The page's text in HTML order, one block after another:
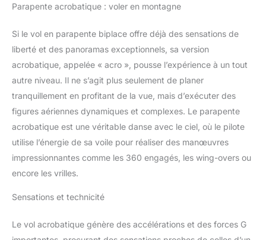
Parapente acrobatique : voler en montagne
Si le vol en parapente biplace offre déjà des sensations de
liberté et des panoramas exceptionnels, sa version
acrobatique, appelée « acro », pousse l’expérience à un tout
autre niveau. Il ne s’agit plus seulement de planer
tranquillement en profitant de la vue, mais d’exécuter des
figures aériennes dynamiques et complexes. Le parapente
acrobatique est une véritable danse avec le ciel, où le pilote
utilise l’énergie de sa voile pour réaliser des manœuvres
impressionnantes comme les 360 engagés, les wing-overs ou
encore les vrilles.
Sensations et technicité
Le vol acrobatique génère des accélérations et des forces G